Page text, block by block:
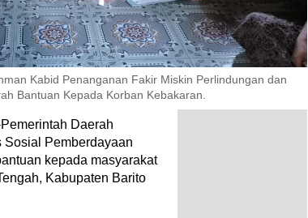
Kabid Penanganan Fakir Miskin Perlindungan dan
Bantuan Kepada Korban Kebakaran.
Daerah
Pemberdayaan
kepada masyarakat
Kabupaten Barito